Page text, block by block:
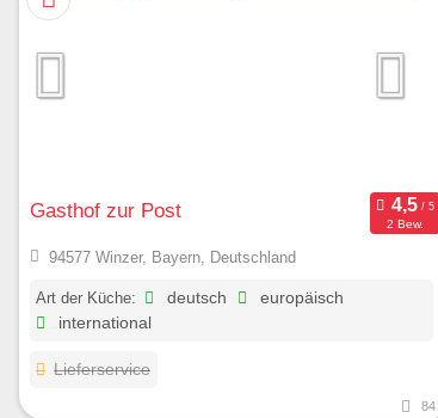
Gasthof zur Post
2 Bew.
94577 Winzer, Bayern, Deutschland
Art der Küche: deutsch
europäisch
international
Lieferservice
84